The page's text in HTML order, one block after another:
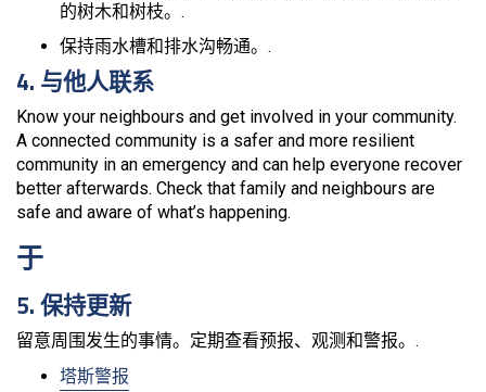
的树木和树枝。.
保持雨水槽和排水沟畅通。.
4. 与他人联系
Know your neighbours and get involved in your community.
A connected community is a safer and more resilient
community in an emergency and can help everyone recover
better afterwards. Check that family and neighbours are
safe and aware of what’s happening.
于
5. 保持更新
留意周围发生的事情。定期查看预报、观测和警报。.
塔斯警报